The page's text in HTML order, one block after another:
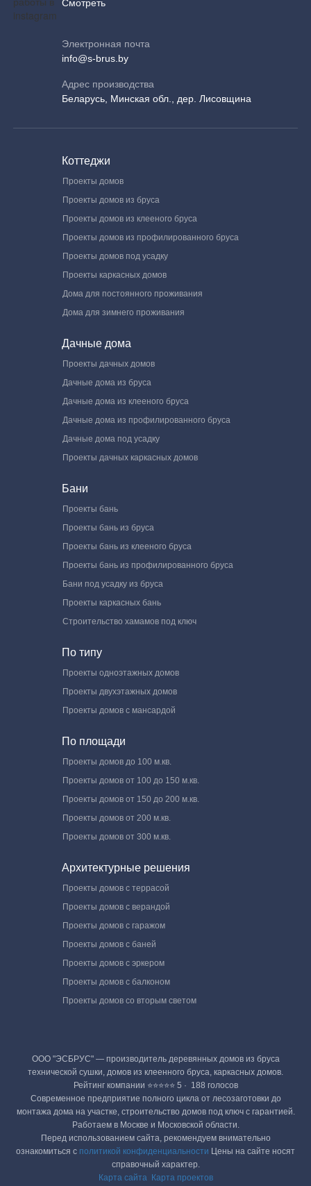
Смотреть
Электронная почта
info@s-brus.by
Адрес производства
Беларусь, Минская обл., дер. Лисовщина
Коттеджи
Проекты домов
Проекты домов из бруса
Проекты домов из клееного бруса
Проекты домов из профилированного бруса
Проекты домов под усадку
Проекты каркасных домов
Дома для постоянного проживания
Дома для зимнего проживания
Дачные дома
Проекты дачных домов
Дачные дома из бруса
Дачные дома из клееного бруса
Дачные дома из профилированного бруса
Дачные дома под усадку
Проекты дачных каркасных домов
Бани
Проекты бань
Проекты бань из бруса
Проекты бань из клееного бруса
Проекты бань из профилированного бруса
Бани под усадку из бруса
Проекты каркасных бань
Строительство хамамов под ключ
По типу
Проекты одноэтажных домов
Проекты двухэтажных домов
Проекты домов с мансардой
По площади
Проекты домов до 100 м.кв.
Проекты домов от 100 до 150 м.кв.
Проекты домов от 150 до 200 м.кв.
Проекты домов от 200 м.кв.
Проекты домов от 300 м.кв.
Архитектурные решения
Проекты домов с террасой
Проекты домов с верандой
Проекты домов с гаражом
Проекты домов с баней
Проекты домов с эркером
Проекты домов с балконом
Проекты домов со вторым светом
ООО "ЭСБРУС" — производитель деревянных домов из бруса
технической сушки, домов из клеенного бруса, каркасных домов.
Рейтинг компании ⭐⭐⭐⭐⭐ 5 · ‎ 188 голосов
Современное предприятие полного цикла от лесозаготовки до
монтажа дома на участке, строительство домов под ключ с гарантией.
Работаем в Москве и Московской области.
Перед использованием сайта, рекомендуем внимательно
ознакомиться с политикой конфиденциальности Цены на сайте носят
справочный характер.
Карта сайта
Карта проектов